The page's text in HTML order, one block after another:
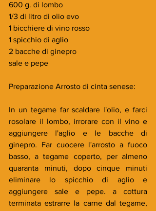
600 g. di lombo
1/3 di litro di olio evo
1 bicchiere di vino rosso
1 spicchio di aglio
2 bacche di ginepro
sale e pepe
Preparazione Arrosto di cinta senese:
In un tegame far scaldare l'olio, e farci
rosolare il lombo, irrorare con il vino e
aggiungere l'aglio e le bacche di
ginepro. Far cuocere l'arrosto a fuoco
basso, a tegame coperto, per almeno
quaranta minuti, dopo cinque minuti
eliminare lo spicchio di aglio e
aggiungere sale e pepe. a cottura
terminata estrarre la carne dal tegame,